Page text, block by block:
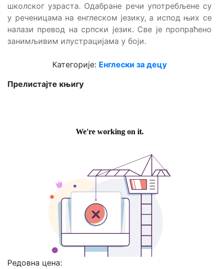
школског узраста. Одабране речи употребљене су
у реченицама на енглеском језику, а испод њих се
налази превод на српски језик. Све је пропраћено
занимљивим илустрацијама у боји.
Категорије: Енглески за децу
Прелистајте књигу
Редовна цена: